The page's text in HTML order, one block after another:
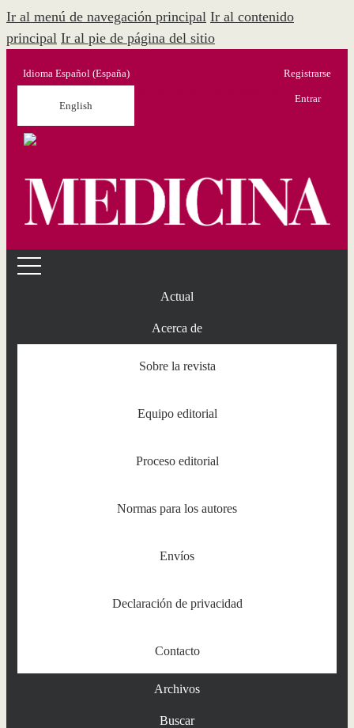
Ir al menú de navegación principal Ir al contenido
principal Ir al pie de página del sitio
Idioma Español (España)
English
Registrarse
Entrar
Actual
Acerca de
Sobre la revista
Equipo editorial
Proceso editorial
Normas para los autores
Envíos
Declaración de privacidad
Contacto
Archivos
Buscar